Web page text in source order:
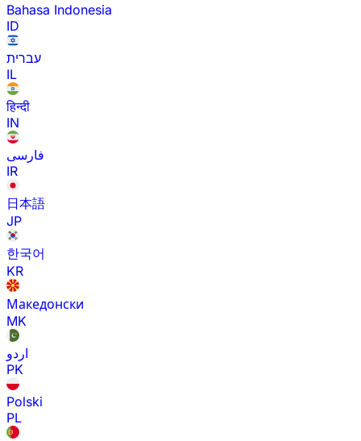
Bahasa Indonesia
ID
עברית
IL
हिन्दी
IN
فارسی
IR
日本語
JP
한국어
KR
Македонски
MK
اردو
PK
Polski
PL